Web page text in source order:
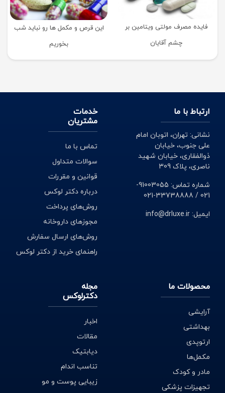
فایده مصرف مولتی ویتامین بر
چشم آقایان
این قرص و مکمل ها رو نباید شب
بخوریم
ارتباط با ما
نشانی: تهران، اتوبان امام
علی جنوب، خیابان
ذوالفقاری، خیابان شهید
ناصری، پلاک 309
شماره تماس: 91003055-
021 / 33738888-021
ایمیل: info@drluxe.ir
خدمات
مشتریان
تماس با ما
سوالات متداول
قوانین و مقررات
درباره دکتر لوکس
روش‌های پرداخت
مجوزهای داروخانه
روش‌های ارسال سفارش
راهنمای خرید از دکتر لوکس
محصولات ما
آرایشی
بهداشتی
ارتوپدی
مکمل‌ها
مادر و کودک
تجهیزات پزشکی
مجله
دکترلوکس
اخبار
مقالات
دیابتیک
تناسب اندام
زیبایی پوست و مو